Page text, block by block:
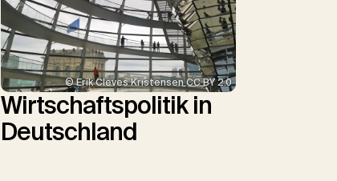
© Erik Cleves Kristensen CC BY 2.0
Wirtschaftspolitik in
Deutschland